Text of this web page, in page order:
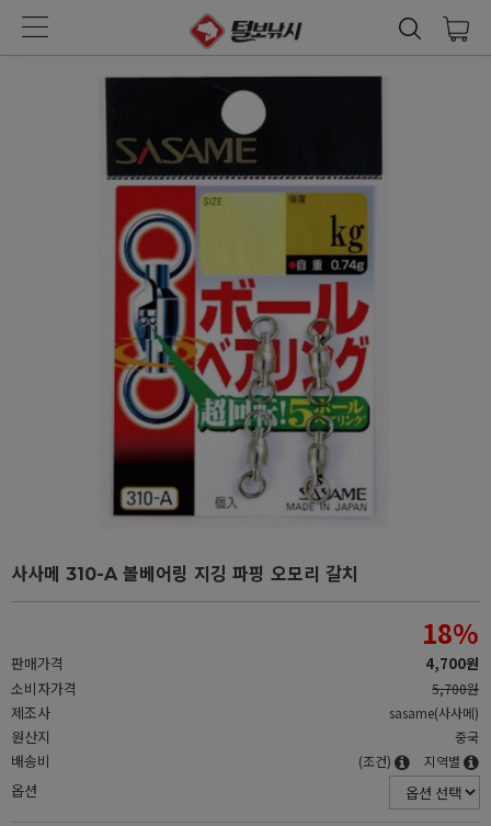
사사메 310-A 볼베어링 지깅 파핑 오모리 갈치
판매가격
18%
4,700원
소비자가격
5,700원
제조사 sasame(사사메)
원산지 중국
배송비 (조건) 지역별
옵션